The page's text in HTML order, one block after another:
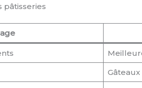
pâtisseries